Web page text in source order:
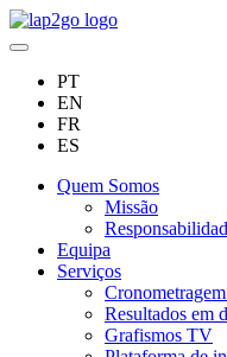
PT
EN
FR
ES
Quem Somos
Missão
Equipa
Serviços
Resultados em
Grafismos TV